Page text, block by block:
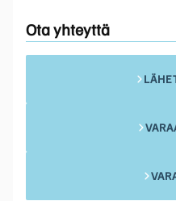
Ota yhteyttä